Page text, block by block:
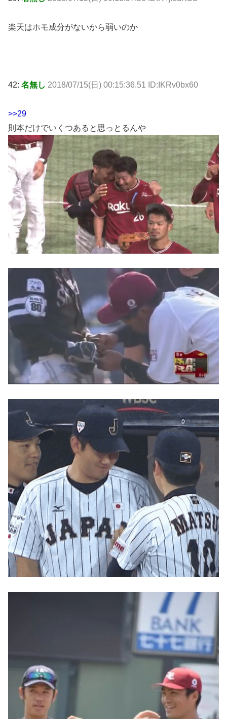
楽天はホモ成分がないから弱いのか
42: 名無し 2018/07/15(日) 00:15:36.51 ID:IKRv0bx60
>>29
則本だけでいくつあると思っとるんや